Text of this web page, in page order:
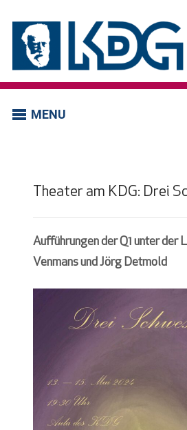
MENU
Theater am KDG: Drei
Aufführungen der Q1 unter der
Venmans und Jörg Detmold